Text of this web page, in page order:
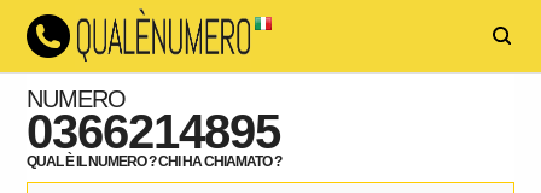
NUMERO
0366214895
QUAL È IL NUMERO ? CHI HA CHIAMATO ?